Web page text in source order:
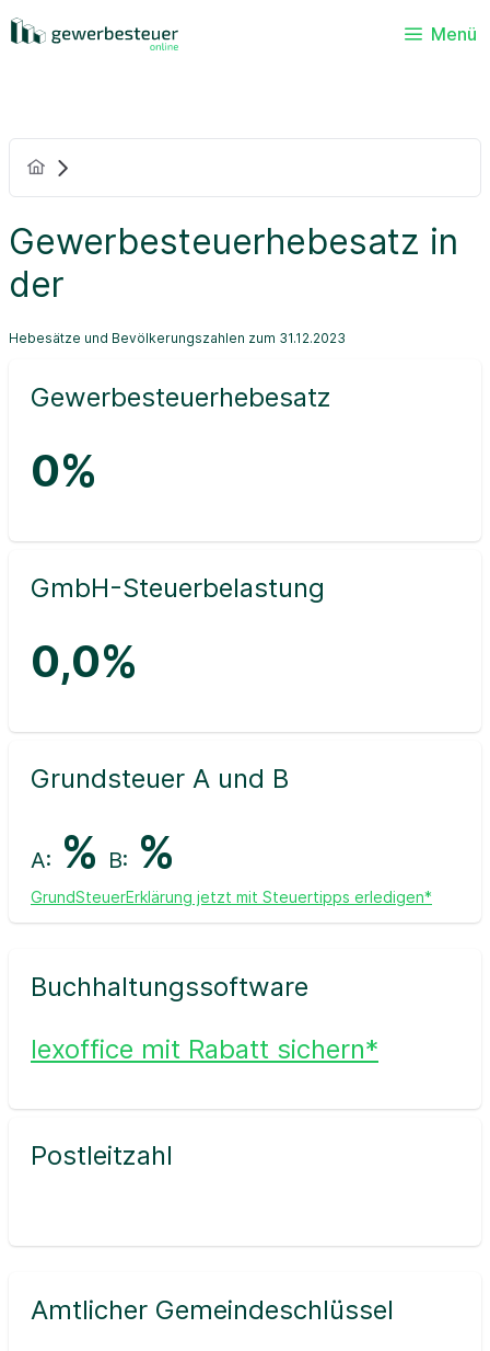
Menü
Gewerbesteuerhebesatz in
der
Hebesätze und Bevölkerungszahlen zum 31.12.2023
Gewerbesteuerhebesatz
0%
GmbH-Steuerbelastung
0,0%
Grundsteuer A und B
A: % B: %
GrundSteuerErklärung jetzt mit Steuertipps erledigen*
Buchhaltungssoftware
lexoffice mit Rabatt sichern*
Postleitzahl
Amtlicher Gemeindeschlüssel